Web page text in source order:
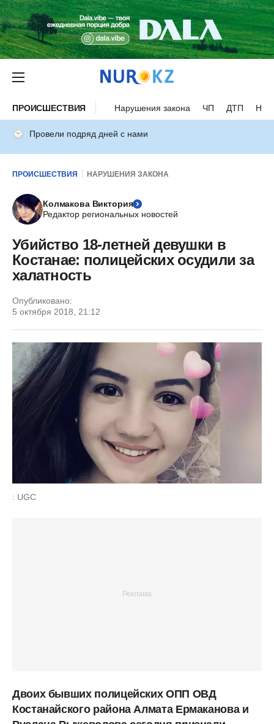
ПРОИСШЕСТВИЯ Нарушения закона ЧП ДТП
Провели подряд дней с нами
ПРОИСШЕСТВИЯ НАРУШЕНИЯ ЗАКОНА
Колмакова Виктория
Редактор региональных новостей
Убийство 18-летней девушки в
Костанае: полицейских осудили за
халатность
Опубликовано:
5 октября 2018, 21:12
: UGC
Двоих бывших полицейских ОПП ОВД
Костанайского района Алмата Ермаканова и